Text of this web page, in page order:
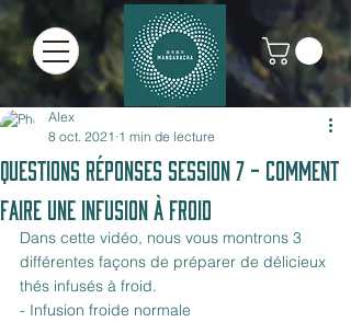
Questions Réponses Session 7 - Comment
Faire une Infusion à Froid
Alex
8 oct. 2021 1 min de lecture
Dans cette vidéo, nous vous montrons 3
différentes façons de préparer de délicieux
thés infusés à froid.
- Infusion froide normale